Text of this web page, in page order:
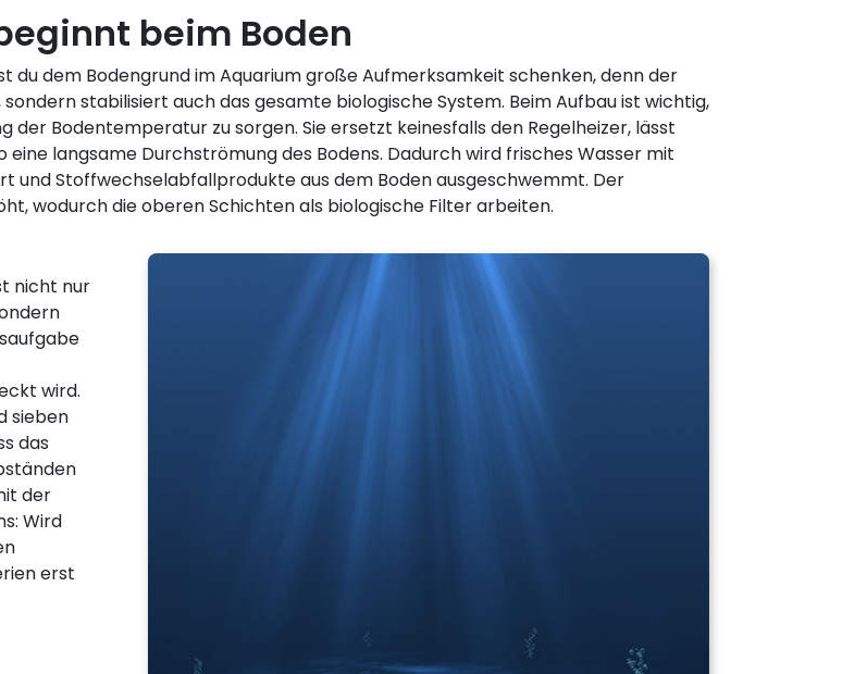
beim Boden
du dem Bodengrund im Aquarium große Aufmerksamkeit schenken, denn der
stabilisiert auch das gesamte biologische System. Beim Aufbau ist wichtig,
der Bodentemperatur zu sorgen. Sie ersetzt keinesfalls den Regelheizer, lässt
langsame Durchströmung des Bodens. Dadurch wird frisches Wasser mit
und Stoffwechselabfallprodukte aus dem Boden ausgeschwemmt. Der
wodurch die oberen Schichten als biologische Filter arbeiten.
nicht nur
wird.
sieben
das
der
Wird
erst